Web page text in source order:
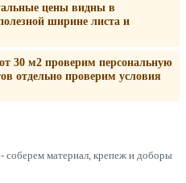
цены видны в
ширине листа и
30 м2 проверим персональную
отдельно проверим условия
соберем материал, крепеж и доборы